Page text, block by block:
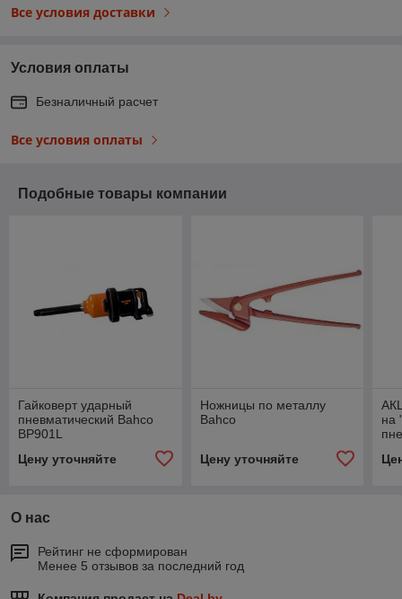
Все условия доставки
Условия оплаты
Безналичный расчет
Все условия оплаты
Подобные товары компании
Гайковерт ударный
пневматический Bahco
BP901L
Цену уточняйте
Ножницы по металлу
Bahco
Цену уточняйте
на
О нас
Рейтинг не сформирован
Менее 5 отзывов за последний год